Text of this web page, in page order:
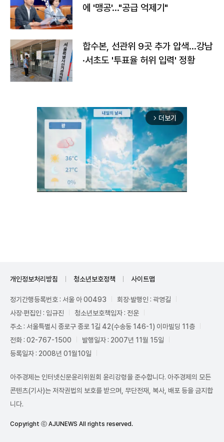
에 '맹공'…"공급 억제기"
합수본, 선관위 9곳 추가 압색…강남
·서초도 '투표율 허위 입력' 정황
arrow_forward_ios 더보기
개인정보처리방침 청소년보호정책 사이트맵
정기간행등록번호 : 서울 아 00493
회장·발행인 : 곽영길
사장·편집인 : 임규진
청소년보호책임자 : 전운
주소 : 서울특별시 종로구 종로 1길 42(수송동 146-1) 이마빌딩 11층
전화 : 02-767-1500
발행일자 : 2007년 11월 15일
등록일자 : 2008년 01월10일
아주경제는 인터넷신문윤리위원회 윤리강령을 준수합니다. 아주경제의 모든
콘텐츠(기사)는 저작권법의 보호를 받으며, 무단전재, 복사, 배포 등을 금지합
니다.
Copyright ⓒ AJUNEWS All rights reserved.